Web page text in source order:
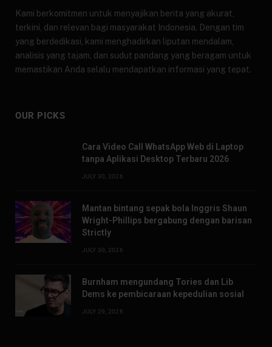
Kami berkomitmen untuk menyajikan berita yang akurat,
terkini, dan relevan bagi masyarakat Indonesia. Dengan tim
yang berdedikasi, kami menghadirkan liputan mendalam,
analisis yang tajam, dan sudut pandang yang beragam untuk
memastikan Anda selalu mendapatkan informasi yang tepat.
OUR PICKS
Cara Video Call WhatsApp Web di Laptop
tanpa Aplikasi Desktop Terbaru 2026
JULY 30, 2026
Mantan bintang sepak bola Inggris Shaun
Wright-Phillips bergabung dengan barisan
Strictly
JULY 30, 2026
Burnham mengundang Tories dan Lib
Dems ke pembicaraan kepedulian sosial
JULY 29, 2026